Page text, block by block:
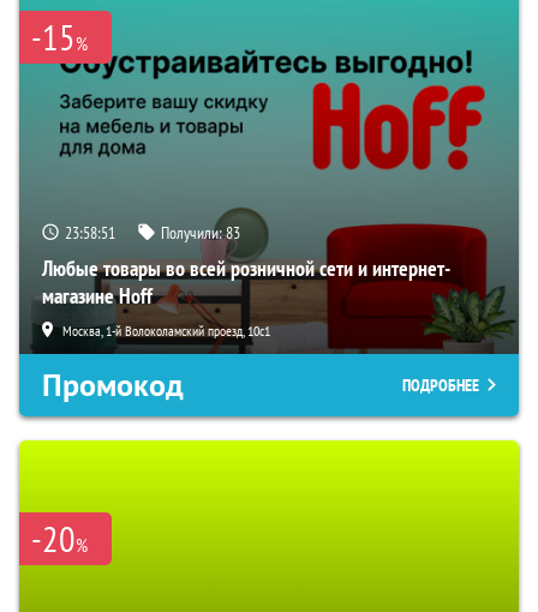
-15%
23:58:50 Получили:83
Любые товары во всей розничной сети и интернет-
магазине Hoff
Москва, 1-й Волоколамский проезд, 10с1
Промокод ПОДРОБНЕЕ
-20%